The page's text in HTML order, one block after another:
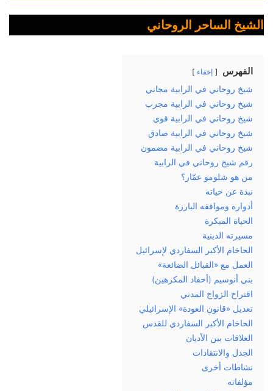
الشيخ الساحر الروحاني
الفهرس إخفاء
شيخ روحاني في الرابية مجاني
شيخ روحاني في الرابية مجرب
شيخ روحاني في الرابية قوي
شيخ روحاني في الرابية صادق
شيخ روحاني في الرابية مضمون
رقم شيخ روحاني في الرابية
من هو شلومو عمّار؟
نبذة عن حياته
أدواره ومواقفه البارزة
الحياة المبكرة
مسيرته الدينية
الحاخام الأكبر السفاردي لإسرائيل
العمل مع «القبائل الضائعة»
بني أنوسيم (أحفاد المكرهين)
اقتراح الزواج المدني
تعديل «قانون العودة» الإسرائيلي
الحاخام الأكبر السفاردي للقدس
العلاقات بين الأديان
الجدل والانتقادات
نشاطات أخرى
مؤلفاته